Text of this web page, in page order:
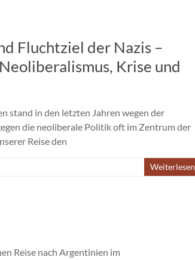
Fluchtziel der Nazis –
Krise und
stand in den letzten Jahren wegen der
die neoliberale Politik oft im Zentrum der
Reise den
Weiterlesen
Reise nach Argentinien im